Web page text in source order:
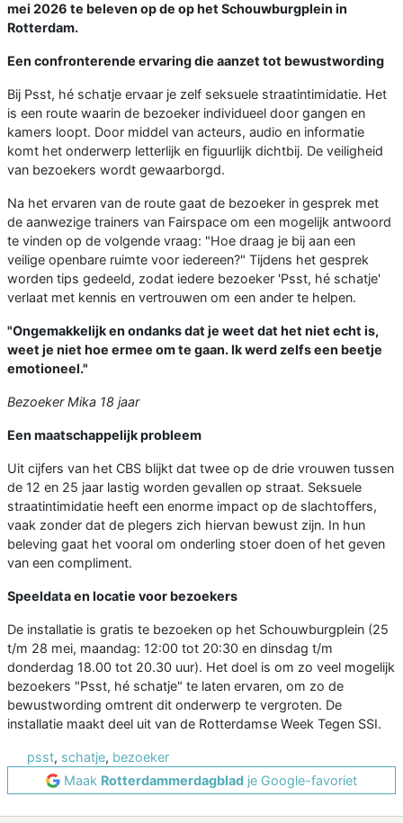
mei 2026 te beleven op de op het Schouwburgplein in
Rotterdam.
Een confronterende ervaring die aanzet tot bewustwording
Bij Psst, hé schatje ervaar je zelf seksuele straatintimidatie. Het
is een route waarin de bezoeker individueel door gangen en
kamers loopt. Door middel van acteurs, audio en informatie
komt het onderwerp letterlijk en figuurlijk dichtbij. De veiligheid
van bezoekers wordt gewaarborgd.
Na het ervaren van de route gaat de bezoeker in gesprek met
de aanwezige trainers van Fairspace om een mogelijk antwoord
te vinden op de volgende vraag: "Hoe draag je bij aan een
veilige openbare ruimte voor iedereen?" Tijdens het gesprek
worden tips gedeeld, zodat iedere bezoeker 'Psst, hé schatje'
verlaat met kennis en vertrouwen om een ander te helpen.
"Ongemakkelijk en ondanks dat je weet dat het niet echt is,
weet je niet hoe ermee om te gaan. Ik werd zelfs een beetje
emotioneel."
Bezoeker Mika 18 jaar
Een maatschappelijk probleem
Uit cijfers van het CBS blijkt dat twee op de drie vrouwen tussen
de 12 en 25 jaar lastig worden gevallen op straat. Seksuele
straatintimidatie heeft een enorme impact op de slachtoffers,
vaak zonder dat de plegers zich hiervan bewust zijn. In hun
beleving gaat het vooral om onderling stoer doen of het geven
van een compliment.
Speeldata en locatie voor bezoekers
De installatie is gratis te bezoeken op het Schouwburgplein (25
t/m 28 mei, maandag: 12:00 tot 20:30 en dinsdag t/m
donderdag 18.00 tot 20.30 uur). Het doel is om zo veel mogelijk
bezoekers "Psst, hé schatje" te laten ervaren, om zo de
bewustwording omtrent dit onderwerp te vergroten. De
installatie maakt deel uit van de Rotterdamse Week Tegen SSI.
psst, schatje, bezoeker
Maak Rotterdammerdagblad je Google-favoriet